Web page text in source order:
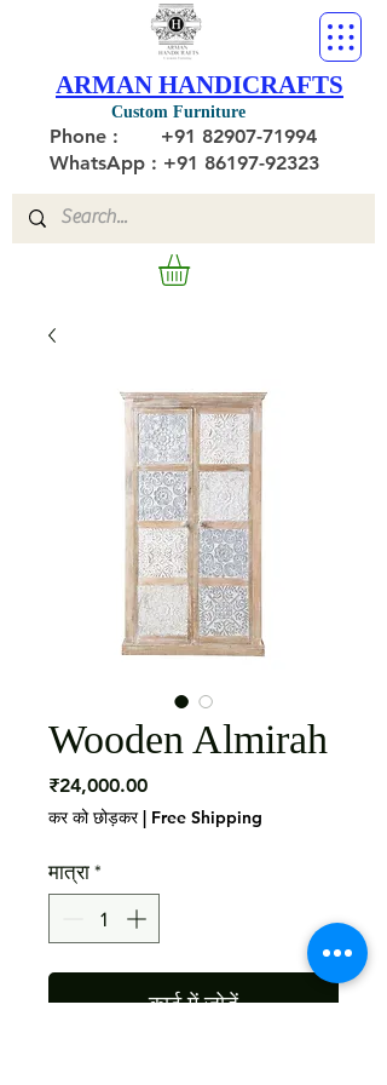
Custom Furniture
ARMAN HANDICRAFTS
Phone : +91 82907-71994
WhatsApp : +91 86197-92323
Wooden Almirah
₹24,000.00मूल्य
कर को छोड़कर| Free Shipping
मात्रा *
कार्ट में जोड़ें